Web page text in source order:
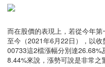
而在股價的表現上，若從今年
至今（2021年6月22日），以
00733這2檔漲幅分別達
8.44%來說，漲勢可說是非常之